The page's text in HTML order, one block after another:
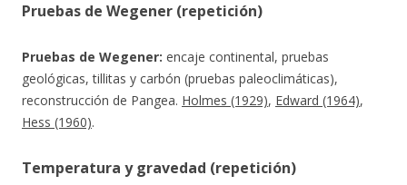
Pruebas de Wegener (repetición)
Pruebas de Wegener: encaje continental, pruebas
geológicas, tillitas y carbón (pruebas paleoclimáticas),
reconstrucción de Pangea. Holmes (1929), Edward (1964),
Hess (1960).
Temperatura y gravedad (repetición)